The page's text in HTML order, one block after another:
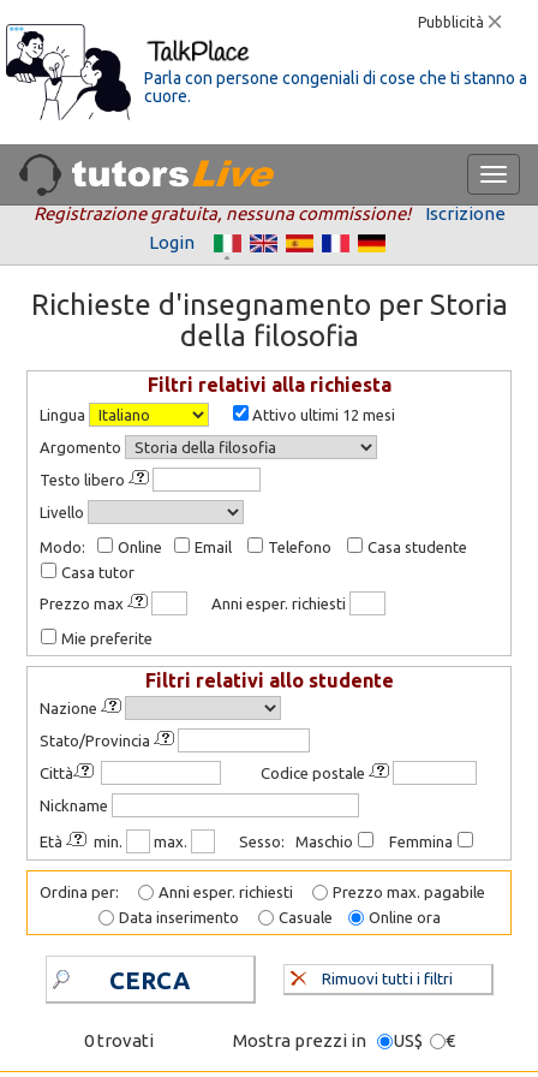
Pubblicità
Parla con persone congeniali di cose che ti stanno a
cuore.
Registrazione gratuita, nessuna commissione!
Iscrizione
Login
Richieste d'insegnamento per Storia
della filosofia
Filtri relativi alla richiesta
Lingua
Attivo ultimi 12 mesi
Argomento
Testo libero
Livello
Modo: Online Email Telefono
Casa studente
Casa tutor
Prezzo max
Anni esper. richiesti
Mie preferite
Filtri relativi allo studente
Nazione
Stato/Provincia
Città
Codice postale
Nickname
Età min. max. Sesso: Maschio Femmina
Ordina per: Anni esper. richiesti
Prezzo max. pagabile
Data inserimento
Casuale Online ora
CERCA Rimuovi tutti i filtri
0 trovati Mostra prezzi in US$ €